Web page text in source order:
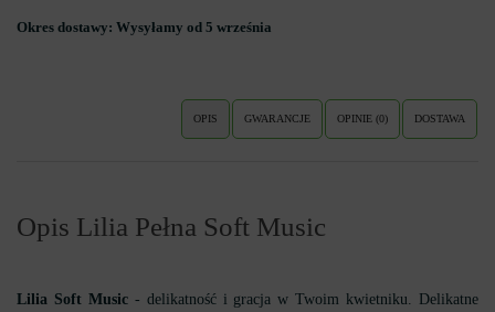
Okres dostawy: Wysyłamy od 5 września
OPIS GWARANCJE OPINIE (0) DOSTAWA
Opis Lilia Pełna Soft Music
Lilia Soft Music- delikatność i gracja w Twoim kwietniku. Delikatne